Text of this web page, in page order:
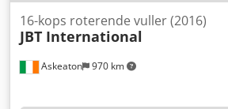
Askeaton 970 km
16-kops roterende vuller (2016)
JBT International